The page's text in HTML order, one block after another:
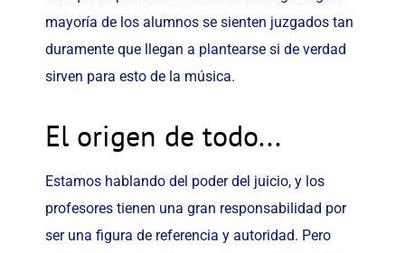
mayoría de los alumnos se sienten juzgados tan
duramente que llegan a plantearse si de verdad
sirven para esto de la música.
El origen de todo...
Estamos hablando del poder del juicio, y los
profesores tienen una gran responsabilidad por
ser una figura de referencia y autoridad. Pero